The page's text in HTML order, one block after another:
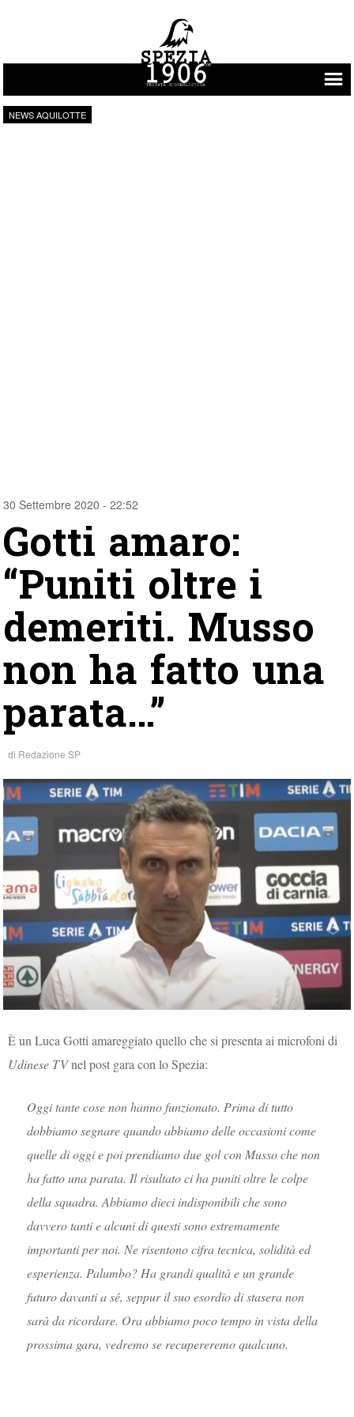
Vai al contenuto
NEWS AQUILOTTE
30 Settembre 2020 - 22:52
Gotti amaro:
“Puniti oltre i
demeriti. Musso
non ha fatto una
parata…”
di Redazione SP
È un Luca Gotti amareggiato quello che si presenta ai microfoni di
Udinese TVnel post gara con lo Spezia:
Oggi tante cose non hanno funzionato. Prima di tutto
dobbiamo segnare quando abbiamo delle occasioni come
quelle di oggi e poi prendiamo due gol con Musso che non
ha fatto una parata. Il risultato ci ha puniti oltre le colpe
della squadra. Abbiamo dieci indisponibili che sono
davvero tanti e alcuni di questi sono estremamente
importanti per noi. Ne risentono cifra tecnica, solidità ed
esperienza. Palumbo? Ha grandi qualità e un grande
futuro davanti a sé, seppur il suo esordio di stasera non
sarà da ricordare. Ora abbiamo poco tempo in vista della
prossima gara, vedremo se recupereremo qualcuno.